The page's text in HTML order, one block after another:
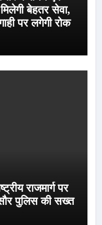
बेहतर सेवा,
पर लगेगी रोक
राजमार्ग पर
पुलिस की सख्त